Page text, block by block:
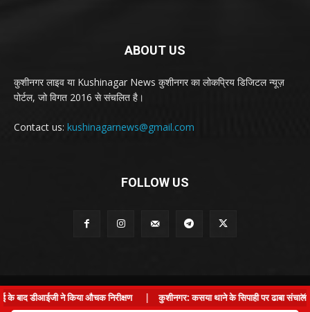
ABOUT US
कुशीनगर लाइव या Kushinagar News कुशीनगर का लोकप्रिय डिजिटल न्यूज़
पोर्टल, जो विगत 2016 से संचलित है।
Contact us: kushinagarnews@gmail.com
FOLLOW US
© Kushinagar Live - 2022 ×
बाद डीआईजी ने किया औचक निरीक्षण | कुशीनगर: कसया थाने के सिपाही पर ढाबा संचालक से